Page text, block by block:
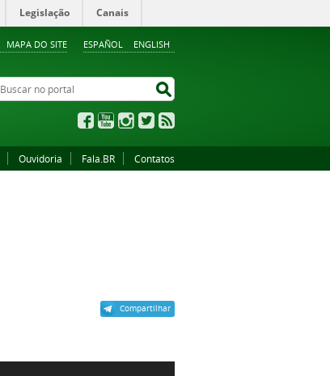
ESPAÑOL ENGLISH
MAPA DO SITE
Legislação Canais
Buscar no portal
FacebookYouTubeInstagram
Twitter
Ouvidoria Fala.BR Contatos
Compartilhar